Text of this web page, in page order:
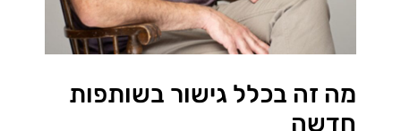
מה זה בכלל גישור בשותפות
חדשה